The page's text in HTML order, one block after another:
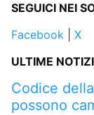
SEGUICI NEI
Facebook
X
ULTIME
Codice
possono